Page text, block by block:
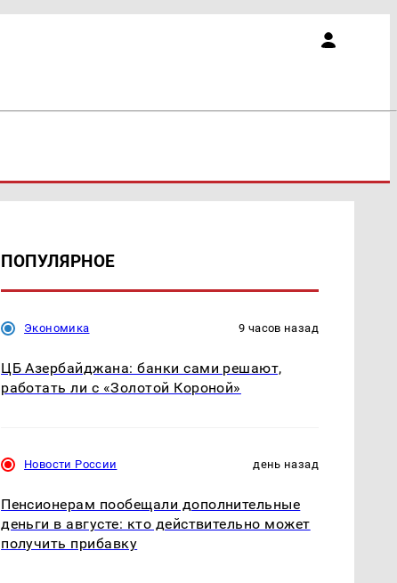
ПОПУЛЯРНОЕ
Экономика 9 часов назад
ЦБ Азербайджана: банки сами решают,
работать ли с «Золотой Короной»
Новости России день назад
Пенсионерам пообещали дополнительные
деньги в августе: кто действительно может
получить прибавку